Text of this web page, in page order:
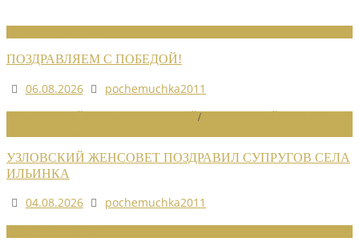
ПОЗДРАВЛЯЕМ С ПОБЕДОЙ!
06.08.2026
pochemuchka2011
/
УЗЛОВСКИЙ ЖЕНСОВЕТ ПОЗДРАВИЛ СУПРУГОВ СЕЛА
ИЛЬИНКА
04.08.2026
pochemuchka2011